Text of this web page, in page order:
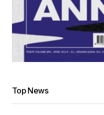
Top News